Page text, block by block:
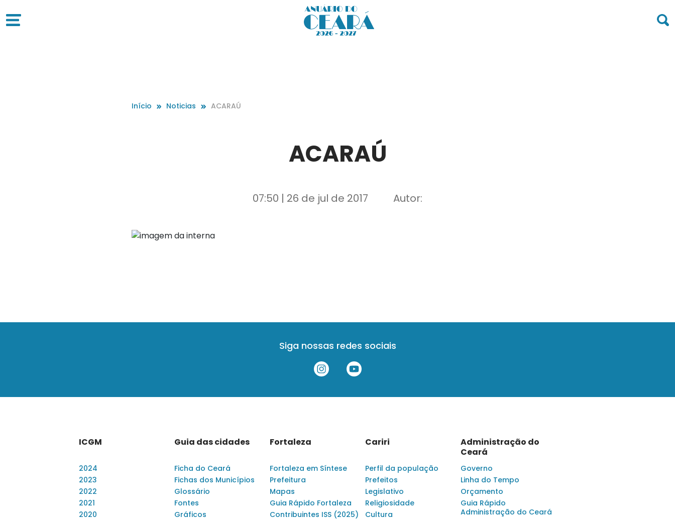
Início Noticias ACARAÚ
ACARAÚ
07:50 | 26 de jul de 2017 Autor:
Siga nossas redes sociais
ICGM
2024
2023
2022
2021
2020
Guia das cidades
Ficha do Ceará
Fichas dos Municípios
Glossário
Fontes
Gráficos
Fortaleza
Fortaleza em Síntese
Prefeitura
Mapas
Guia Rápido Fortaleza
Contribuintes ISS (2025)
Cariri
Perfil da população
Prefeitos
Legislativo
Religiosidade
Cultura
Administração do
Ceará
Governo
Linha do Tempo
Orçamento
Guia Rápido
Administração do Ceará